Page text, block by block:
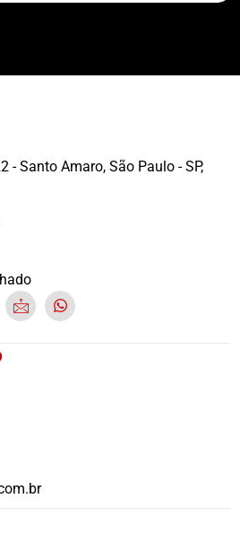
- Santo Amaro, São Paulo - SP,